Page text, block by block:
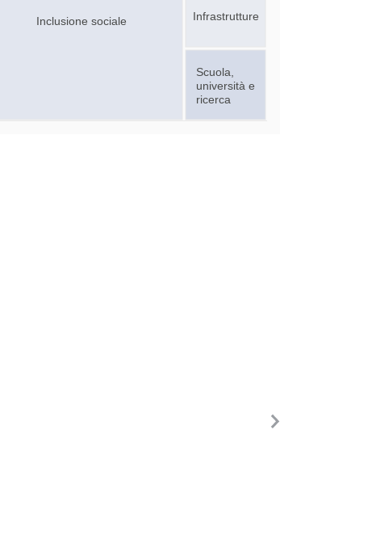
Scuola,
università e
ricerca
Inclusione sociale Infrastrutture
Next